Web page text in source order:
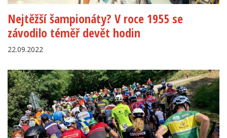
Nejtěžší šampionáty? V roce 1955 se
závodilo téměř devět hodin
22.09.2022